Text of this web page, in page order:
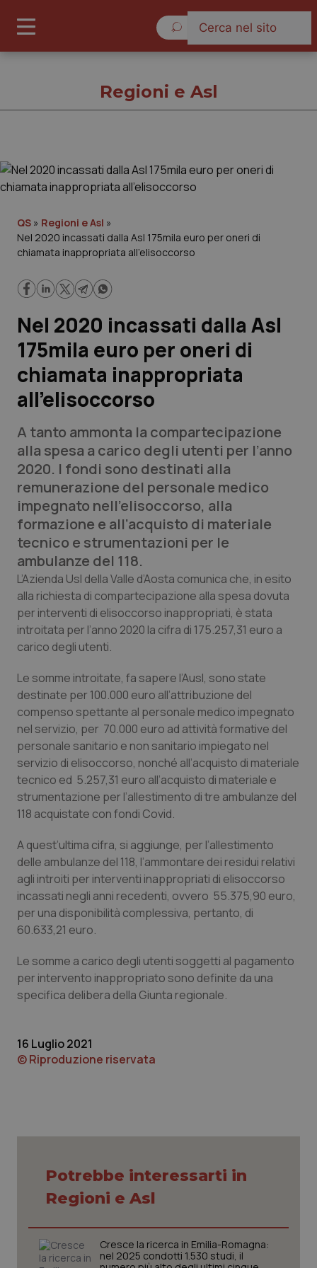
Governo e Parlamento
Regioni e Asl
Lavoro e Professioni
Scienza e Farmaci
Studi e Analisi
Lettere al direttore
Edizioni Regionali
QS Pro
Professionisti Sanitari.AI
Abruzzo
Basilicata
Calabria
Campania
Emilia-Romagna
Friuli Venezia Giulia
Lazio
Lombardia
Marche
Molise
Piemonte
Provincia Autonoma di Trento
Toscana
Umbria
QS Pro Gold
Artrite & artrosi
Asma & BPCO
Car-T
Colesterolo & coronaropatie
Dermatite Atopica
Diabete & glucometri
Dolore
Donna & Salute
Epatiti
HIV
Ipertensione & Scompenso
Obesità
Oftalmologia
QS Club Newsletter
Regioni e Asl
QS » Regioni e Asl »
Nel 2020 incassati dalla Asl 175mila euro per oneri di
chiamata inappropriata all’elisoccorso
Nel 2020 incassati dalla Asl
175mila euro per oneri di
chiamata inappropriata
all’elisoccorso
A tanto ammonta la compartecipazione
alla spesa a carico degli utenti per l’anno
2020. I fondi sono destinati alla
remunerazione del personale medico
impegnato nell’elisoccorso, alla
formazione e all’acquisto di materiale
tecnico e strumentazioni per le
ambulanze del 118.
L’Azienda Usl della Valle d’Aosta comunica che, in esito
alla richiesta di compartecipazione alla spesa dovuta
per interventi di elisoccorso inappropriati, è stata
introitata per l’anno 2020 la cifra di 175.257,31 euro a
carico degli utenti.
Le somme introitate, fa sapere l’Ausl, sono state
destinate per 100.000 euro all’attribuzione del
compenso spettante al personale medico impegnato
nel servizio, per 70.000 euro ad attività formative del
personale sanitario e non sanitario impiegato nel
servizio di elisoccorso, nonché all’acquisto di materiale
tecnico ed 5.257,31 euro all’acquisto di materiale e
strumentazione per l’allestimento di tre ambulanze del
118 acquistate con fondi Covid.
A quest’ultima cifra, si aggiunge, per l’allestimento
delle ambulanze del 118, l’ammontare dei residui relativi
agli introiti per interventi inappropriati di elisoccorso
incassati negli anni recedenti, ovvero 55.375,90 euro,
per una disponibilità complessiva, pertanto, di
60.633,21 euro.
Le somme a carico degli utenti soggetti al pagamento
per intervento inappropriato sono definite da una
specifica delibera della Giunta regionale.
16 Luglio 2021
© Riproduzione riservata
Potrebbe interessarti in
Regioni e Asl
Cresce la ricerca in Emilia-Romagna:
nel 2025 condotti 1.530 studi, il